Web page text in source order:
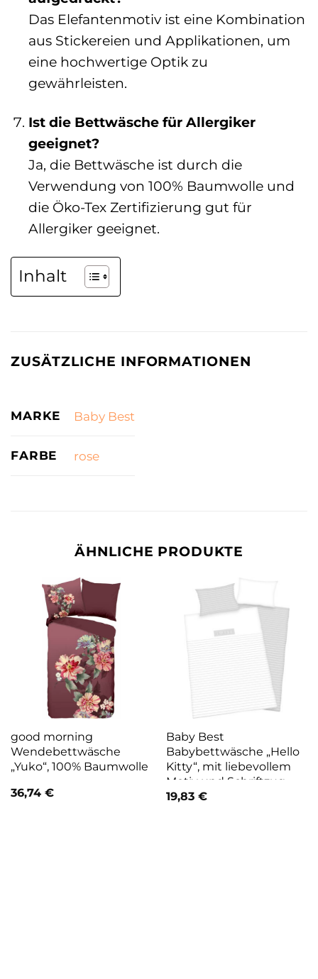
Das Elefantenmotiv ist eine Kombination
aus Stickereien und Applikationen, um
eine hochwertige Optik zu
gewährleisten.
Ist die Bettwäsche für Allergiker
geeignet?
Ja, die Bettwäsche ist durch die
Verwendung von 100% Baumwolle und
die Öko-Tex Zertifizierung gut für
Allergiker geeignet.
Inhalt
ZUSÄTZLICHE INFORMATIONEN
MARKE Baby Best
FARBE rose
ÄHNLICHE PRODUKTE
good morning
Wendebettwäsche
„Yuko“, 100% Baumwolle
36,74 €
Baby Best
Babybettwäsche „Hello
Kitty“, mit liebevollem
Motiv und Schriftzug
19,83 €